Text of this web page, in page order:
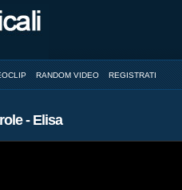
RANDOM VIDEO REGISTRATI
- Elisa